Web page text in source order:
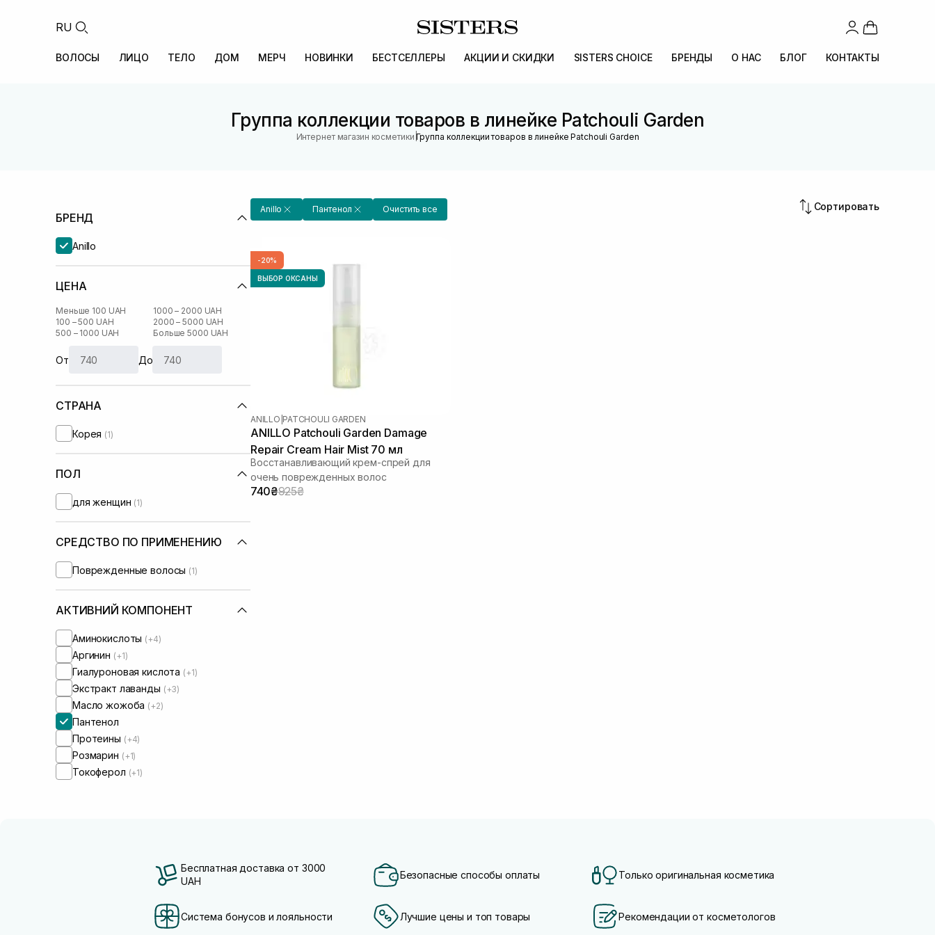
RU
ВОЛОСЫ ЛИЦО ТЕЛО ДОМ МЕРЧ НОВИНКИ БЕСТСЕЛЛЕРЫ АКЦИИ И СКИДКИ SISTERS CHOICE БРЕНДЫ О НАС БЛОГ КОНТАКТЫ
Группа коллекции товаров в линейке Patchouli Garden
Интернет магазин косметики |Группа коллекции товаров в линейке Patchouli Garden
БРЕНД
Anillo
ЦЕНА
Меньше 100 UAH
100 – 500 UAH
500 – 1000 UAH
1000 – 2000 UAH
2000 – 5000 UAH
Больше 5000 UAH
От До
СТРАНА
Корея (1)
ПОЛ
для женщин (1)
СРЕДСТВО ПО ПРИМЕНЕНИЮ
Поврежденные волосы (1)
АКТИВНИЙ КОМПОНЕНТ
Аминокислоты (+4)
Аргинин (+1)
Гиалуроновая кислота (+1)
Экстракт лаванды (+3)
Масло жожоба (+2)
Пантенол
Протеины (+4)
Розмарин (+1)
Токоферол (+1)
Anillo Пантенол Очистить все Сортировать
-20%
ВЫБОР ОКСАНЫ
ANILLO PATCHOULI GARDEN
ANILLO Patchouli Garden Damage
Repair Cream Hair Mist 70 мл
Восстанавливающий крем-спрей для
очень поврежденных волос
740₴925₴
Бесплатная доставка от 3000
UAH
Безопасные способы оплаты Только оригинальная косметика
Система бонусов и лояльности Лучшие цены и топ товары Рекомендации от косметологов